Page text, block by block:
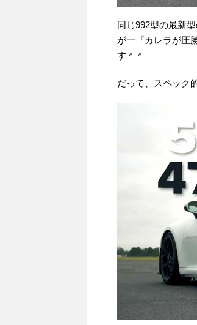
同じ992型の最新
が一『カレラが圧
す＾＾
だって、スペック